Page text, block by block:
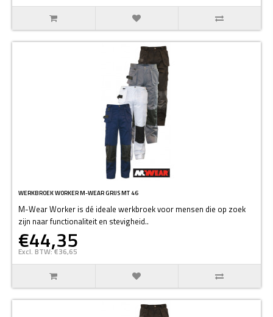
WERKBROEK WORKER M-WEAR GRIJS MT 46
M-Wear Worker is dé ideale werkbroek voor mensen die op zoek
zijn naar functionaliteit en stevigheid..
€44,35
Excl. BTW: €36,65